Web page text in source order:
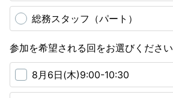
総務スタッフ（パート）
参加を希望される回をお選びください
8月6日(木)9:00-10:30